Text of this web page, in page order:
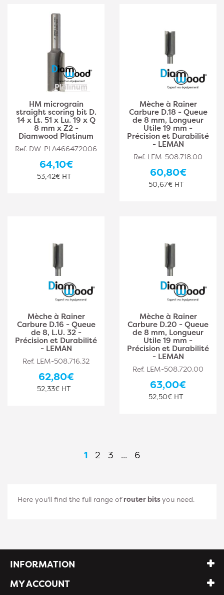
HM micrograin
straight scoring bit D.
14 x Lt. 51 x Lu. 19 x Q
8 mm x Z2 -
Diamwood Platinum
Ref. DW-PLA466472006
64,10€
53,42€ HT
Mèche à Rainer
Carbure D.18 - Queue
de 8 mm, Longueur
Utile 19 mm -
Précision et Durabilité
- LEMAN
Ref. LEM-508.718.00
60,80€
50,67€ HT
Mèche à Rainer
Carbure D.16 - Queue
de 8, L.U. 32 -
Précision et Durabilité
- LEMAN
Ref. LEM-508.716.32
62,80€
52,33€ HT
Mèche à Rainer
Carbure D.20 - Queue
de 8 mm, Longueur
Utile 19 mm -
Précision et Durabilité
- LEMAN
Ref. LEM-508.720.00
63,00€
52,50€ HT
1 2 3 ... 6
Here you'll find the full range ofrouter bitsyou need.
INFORMATION
MY ACCOUNT